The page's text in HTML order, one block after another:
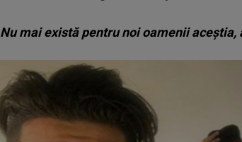
Nu mai există pentru noi oamenii aceștia,